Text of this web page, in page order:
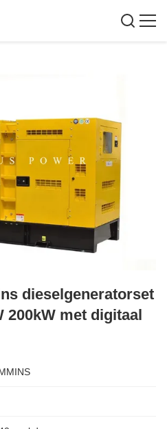
dieselgeneratorset
200kW met digitaal